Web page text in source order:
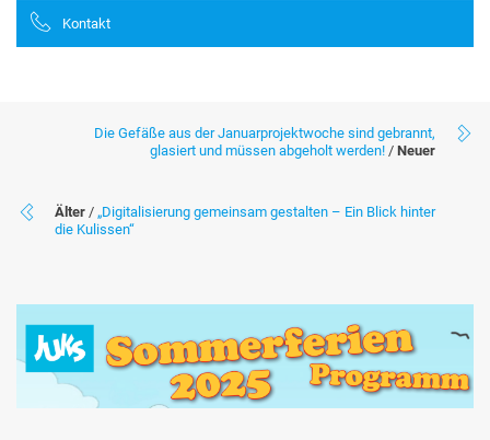
Kontakt
Die Gefäße aus der Januarprojektwoche sind gebrannt,
glasiert und müssen abgeholt werden! / Neuer
Älter / „Digitalisierung gemeinsam gestalten – Ein Blick hinter
die Kulissen“